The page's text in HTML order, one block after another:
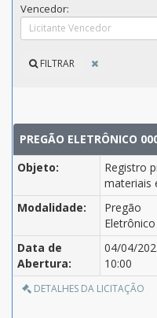
Vencedor:
FILTRAR
PREGÃO ELETRÔNICO
Objeto:
Registro
materiais
Modalidade:
Pregão
Eletrônico
Data de
Abertura:
04/04/
10:00
DETALHES DA LICITAÇÃO